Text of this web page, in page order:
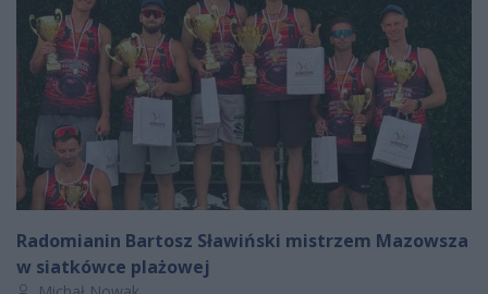
Radomianin Bartosz Sławiński mistrzem Mazowsza
w siatkówce plażowej